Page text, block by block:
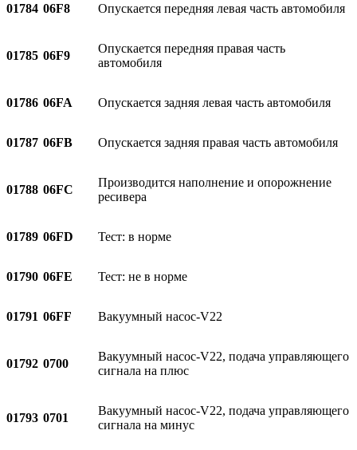
01784 06F8 Опускается передняя левая часть автомобиля
01785 06F9
Опускается передняя правая часть
автомобиля
01786 06FA Опускается задняя левая часть автомобиля
01787 06FB Опускается задняя правая часть автомобиля
01788 06FC
Производится наполнение и опорожнение
ресивера
01789 06FD Тест: в норме
01790 06FE Тест: не в норме
01791 06FF Вакуумный насос-V22
01792 0700
Вакуумный насос-V22, подача управляющего
сигнала на плюс
01793 0701
Вакуумный насос-V22, подача управляющего
сигнала на минус